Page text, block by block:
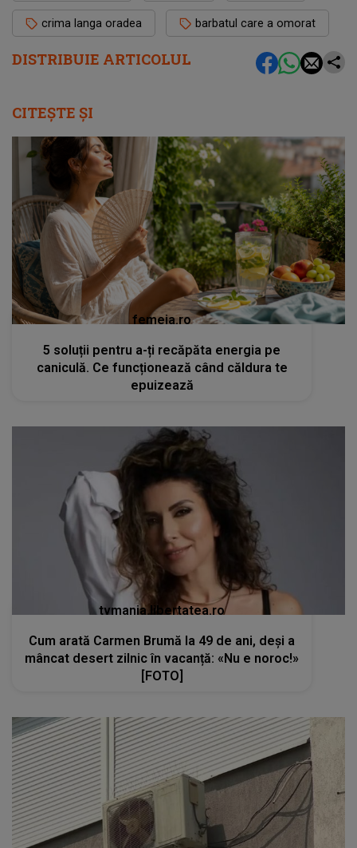
DISTRIBUIE ARTICOLUL
crima langa oradea barbatul care a omorat
CITEȘTE ȘI
femeia.ro
5 soluții pentru a-ți recăpăta energia pe
caniculă. Ce funcționează când căldura te
epuizează
tvmania.libertatea.ro
Cum arată Carmen Brumă la 49 de ani, deși a
mâncat desert zilnic în vacanță: «Nu e noroc!»
[FOTO]